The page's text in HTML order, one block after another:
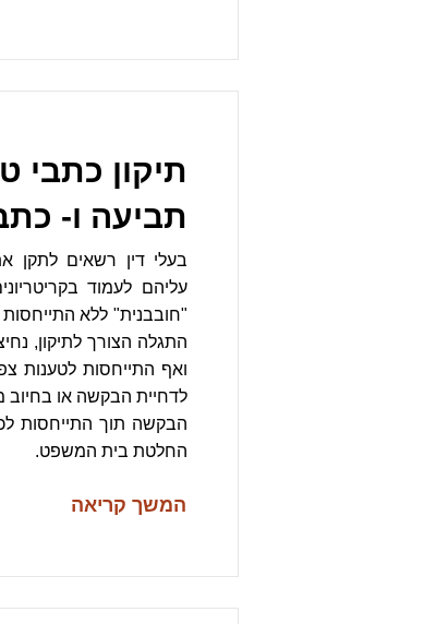
תיקון כתבי
תביעה ו-
בעלי דין רשאים לתקן
עליהם לעמוד
"חובבנית" ללא התייחסות
התגלה הצורך לתיקון,
ואף התייחסות לטענות
לדחיית הבקשה או בחיוב
הבקשה תוך התייחסות
החלטת בית המשפט.
המשך קריאה